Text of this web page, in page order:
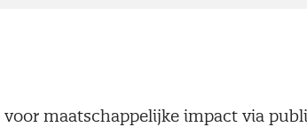
maatschappelijke impact via